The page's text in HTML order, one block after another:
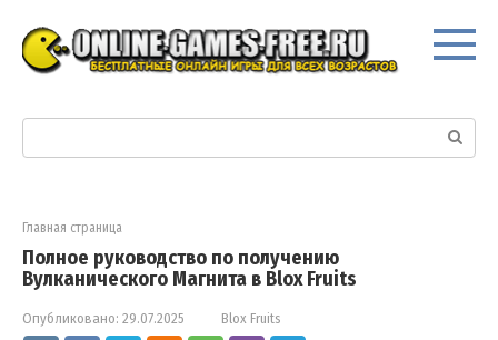
контенту
Поиск:
Главная страница
Полное руководство по получению
Вулканического Магнита в Blox Fruits
Опубликовано: 29.07.2025 Blox Fruits